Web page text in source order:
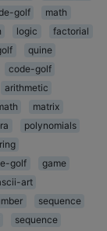
golf
math
logic
factorial
quine
code-golf
arithmetic
matrix
polynomials
golf
game
art
sequence
sequence